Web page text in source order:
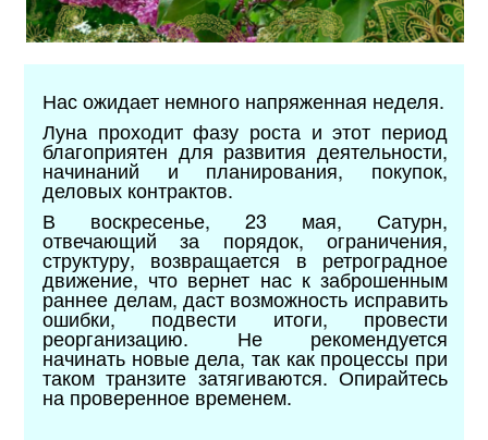
Нас ожидает немного напряженная неделя.
Луна проходит фазу роста и этот период
благоприятен для развития деятельности,
начинаний и планирования, покупок,
деловых контрактов.
В воскресенье, 23 мая, Сатурн,
отвечающий за порядок, ограничения,
структуру, возвращается в ретроградное
движение, что вернет нас к заброшенным
раннее делам, даст возможность исправить
ошибки, подвести итоги, провести
реорганизацию. Не рекомендуется
начинать новые дела, так как процессы при
таком транзите затягиваются. Опирайтесь
на проверенное временем.